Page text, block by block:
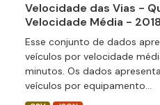
Velocidade das Vias -
Velocidade Média - 2018
Esse conjunto de dados
veículos por velocidade
minutos. Os dados
veículos por equipamento...